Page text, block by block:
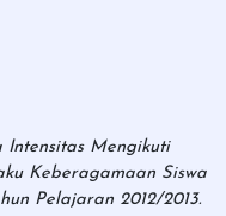
Intensitas Mengikuti
Keberagamaan Siswa
Pelajaran 2012/2013.